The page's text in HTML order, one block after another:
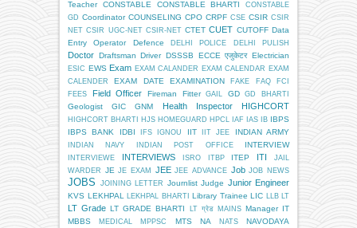
Teacher
CONSTABLE CONSTABLE BHARTI
CONSTABLE
GD Coordinator COUNSELING CPO CRPF CSE CSIR CSIR
NET CSIR UGC-NET CSIR-NET CTET CUET CUTOFF Data
Entry Operator
Defence DELHI POLICE DELHI PULISH
Doctor Draftsman Driver DSSSB ECCE एजुकेटर Electrician
ESIC EWS Exam EXAM CALANDER EXAM CALENDAR EXAM
CALENDER
EXAM DATE EXAMINATION FAKE FAQ
FCI
FEES
Field Officer Fireman Fitter GAIL GD GD BHARTI
Geologist GIC GNM Health Inspector HIGHCORT
HIGHCORT BHARTI HJS HOMEGUARD HPCL IAF IAS IB
IBPS
IBPS BANK
IDBI IFS IGNOU IIT IIT JEE INDIAN ARMY
INDIAN NAVY INDIAN POST OFFICE INTERVIEW
INTERVIEWE INTERVIEWS ISRO ITBP ITEP ITI
JAIL
WARDER JE JE EXAM JEE JEE ADVANCE Job JOB NEWS
JOBS JOINING LETTER Journlist Judge Junior Engineer
KVS LEKHPAL LEKHPAL BHARTI Library Trainee LIC LLB LT
LT Grade LT GRADE BHARTI LT ग्रेड MAINS
Manager IT
MBBS
MEDICAL MPPSC MTS NA NATS
NAVODAYA